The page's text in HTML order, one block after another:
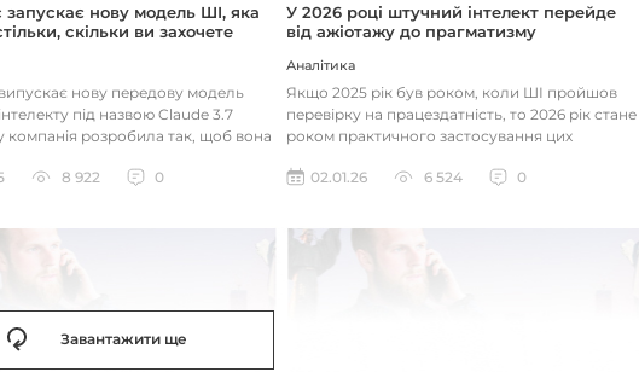
нову модель ШІ, яка
скільки ви захочете
нову передову модель
під назвою Claude 3.7
компанія розробила так, щоб вона
8 922 0
У 2026 році штучний інтелект перейде
від ажіотажу до прагматизму
Аналітика
Якщо 2025 рік був роком, коли ШІ пройшов
перевірку на працездатність, то 2026 рік стане
роком практичного застосування цих
02.01.26
6 524 0
Завантажити ще